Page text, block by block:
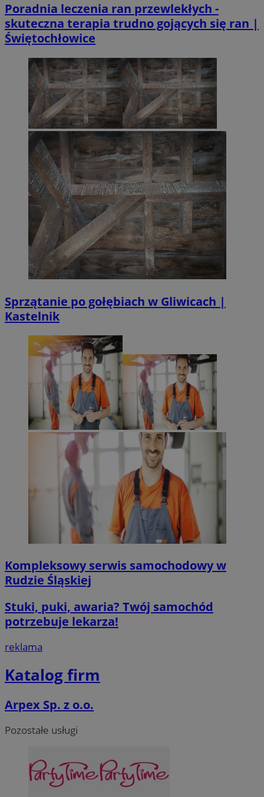
Poradnia leczenia ran przewlekłych -
skuteczna terapia trudno gojących się ran |
Świętochłowice
Sprzątanie po gołębiach w Gliwicach |
Kastelnik
Kompleksowy serwis samochodowy w
Rudzie Śląskiej
Stuki, puki, awaria? Twój samochód
potrzebuje lekarza!
reklama
Katalog firm
Arpex Sp. z o.o.
Pozostałe usługi